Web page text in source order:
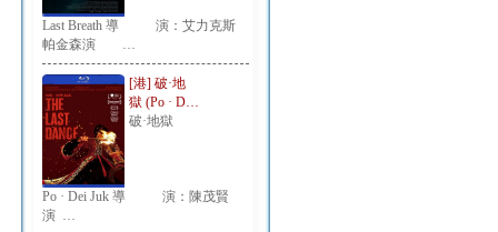
Last Breath 導 演：艾力克斯
帕金森演 …
[港] 破·地
獄 (Po · D…
破·地獄
Po · Dei Juk 導 演：陳茂賢
演 …